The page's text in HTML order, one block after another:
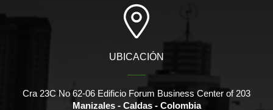
UBICACIÓN
Cra 23C No 62-06 Edificio Forum Business Center of 203
Manizales - Caldas - Colombia